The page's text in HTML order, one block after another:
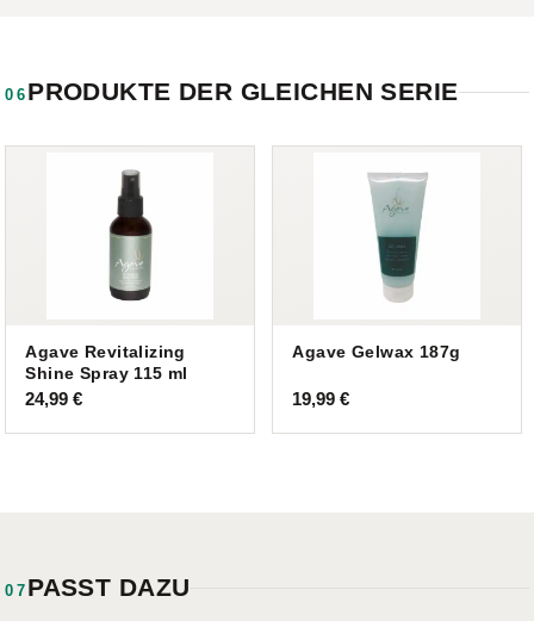
06 PRODUKTE DER GLEICHEN SERIE
Agave Revitalizing
Shine Spray 115 ml
24,99€
Agave Gelwax 187g
19,99€
07 PASST DAZU